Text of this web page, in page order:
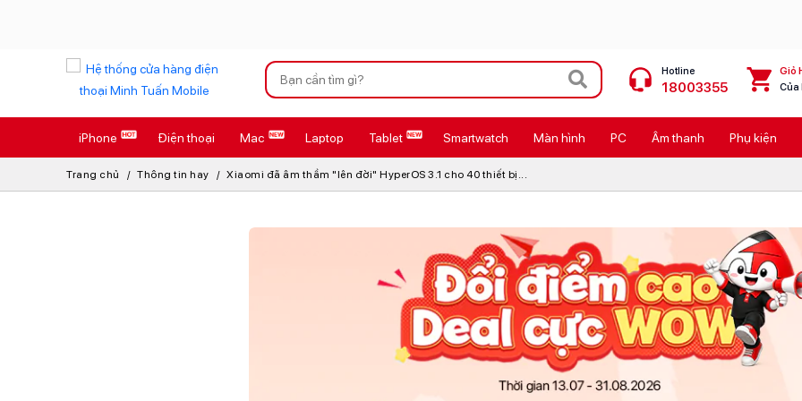
Xu hướng tìm kiếm
iPhone 17 Pro Max
AirTag 2 Mới Galaxy Z8 Series
AirPods 4 OPPO Reno16
Apple Watch S11 Ốp lưng Pitaka
Osmo Pocket 4 Ốp lưng Apple
Cốc sạc Apple
Hotline
18003355
Giỏ
Của
iPhone Điện thoại Mac Laptop Tablet Smartwatch Màn hình PC Âm thanh Phụ kiện
Trang chủ Thông tin hay Xiaomi đã âm thầm "lên đời" HyperOS 3.1 cho 40 thiết bị...